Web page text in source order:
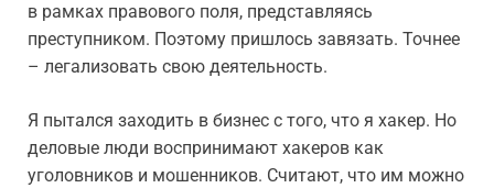
в рамках правового поля, представляясь
преступником. Поэтому пришлось завязать. Точнее
– легализовать свою деятельность.
Я пытался заходить в бизнес с того, что я хакер. Но
деловые люди воспринимают хакеров как
уголовников и мошенников. Считают, что им можно